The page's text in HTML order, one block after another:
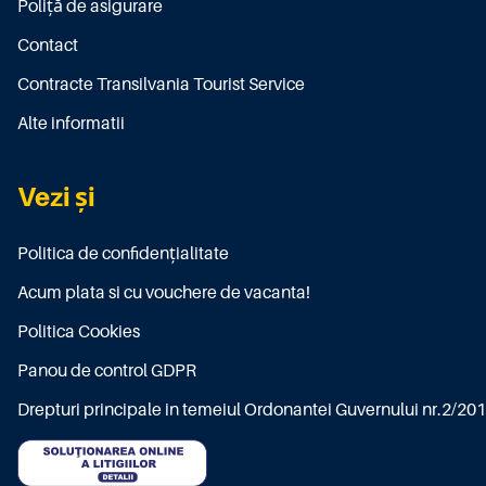
Poliţă de asigurare
Contact
Contracte Transilvania Tourist Service
Alte informatii
Vezi și
Politica de confidențialitate
Acum plata si cu vouchere de vacanta!
Politica Cookies
Panou de control GDPR
Drepturi principale in temeiul Ordonantei Guvernului nr.2/